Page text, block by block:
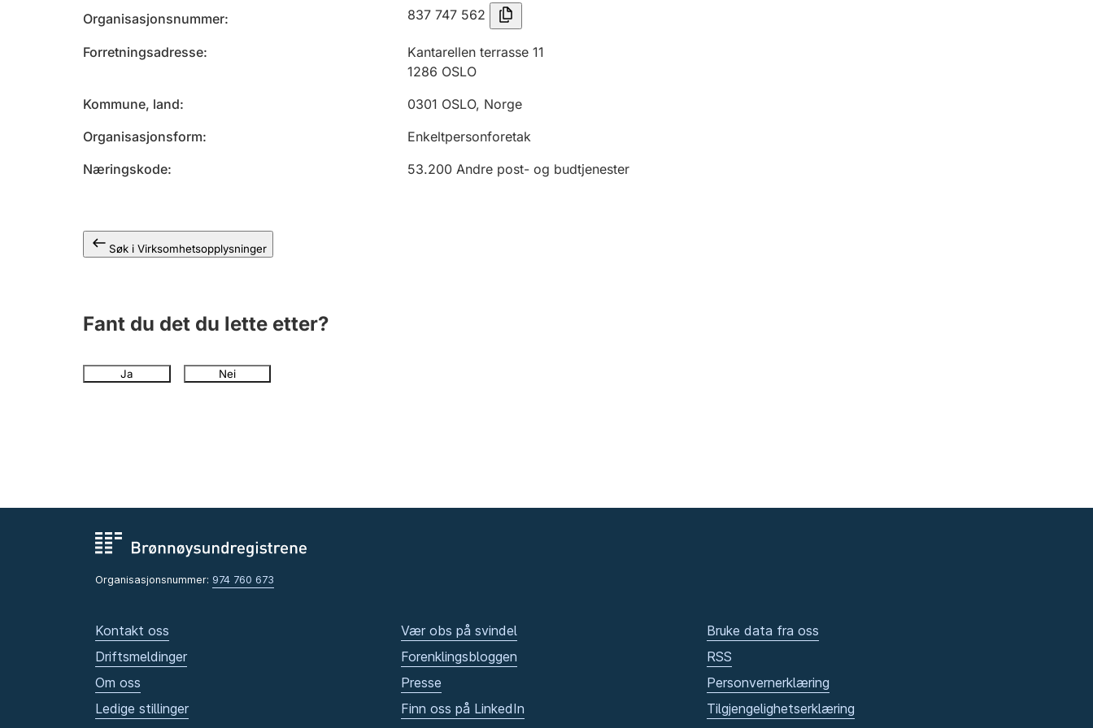
Organisasjonsnummer 837 747 562
Forretningsadresse
Kantarellen terrasse 11
1286 OSLO
Kommune, land
0301 OSLO, Norge
Organisasjonsform
Enkeltpersonforetak
Næringskode
53.200 Andre post- og budtjenester
Søk i Virksomhetsopplysninger
Fant du det du lette etter?
Ja Nei
Organisasjonsnummer: 974 760 673
Kontakt oss
Driftsmeldinger
Om oss
Ledige stillinger
Vær obs på svindel
Forenklingsbloggen
Presse
Finn oss på LinkedIn
Bruke data fra oss
RSS
Personvernerklæring
Tilgjengelighetserklæring